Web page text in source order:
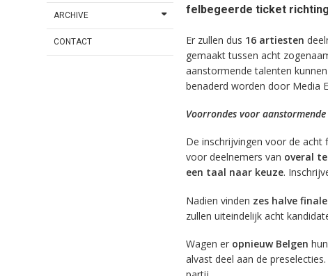
ARCHIVE
CONTACT
felbegeerde ticket
Er zullen dus 16 artiesten
gemaakt tussen acht
aanstormende talenten
benaderd worden door Media
Voorrondes voor
De inschrijvingen voor de
voor deelnemers van overal
een taal naar keuze.
Nadien vinden zes halve
zullen uiteindelijk acht
Wagen er opnieuw Belgen
alvast deel aan de